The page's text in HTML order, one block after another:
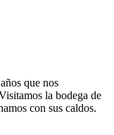
que nos
la bodega de
con sus caldos.